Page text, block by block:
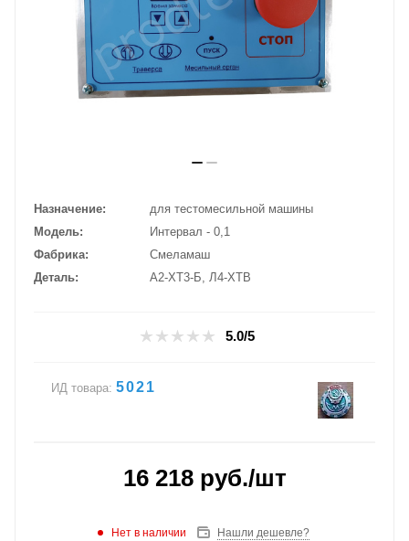
Назначение
для тестомесильной машины
Модель
Интервал - 0,1
Фабрика
Смеламаш
Деталь
А2-ХТ3-Б, Л4-ХТВ
5.0/5
ИД товара: 5021
16 218руб./шт
Нет в наличии Нашли дешевле?